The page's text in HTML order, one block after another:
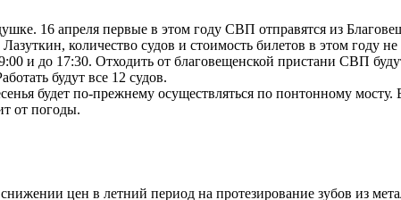
16 апреля первые в этом году СВП отправятся из
количество судов и стоимость билетов в этом году не
и до 17:30. Отходить от благовещенской пристани СВП
будут все 12 судов.
будет по-прежнему осуществляться по понтонному мосту.
от погоды.
цен в летний период на протезирование зубов из